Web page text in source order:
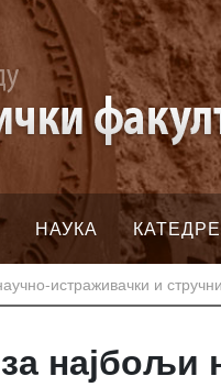
НАУКА КАТЕДРЕ
истраживачки и
најбољи